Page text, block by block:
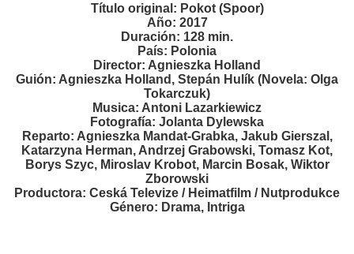
Título original: Pokot (Spoor)
Año: 2017
Duración: 128 min.
País: Polonia
Director: Agnieszka Holland
Guión: Agnieszka Holland, Stepán Hulík (Novela: Olga
Tokarczuk)
Musica: Antoni Lazarkiewicz
Fotografía: Jolanta Dylewska
Reparto: Agnieszka Mandat-Grabka, Jakub Gierszal,
Katarzyna Herman, Andrzej Grabowski, Tomasz Kot,
Borys Szyc, Miroslav Krobot, Marcin Bosak, Wiktor
Zborowski
Productora: Ceská Televize / Heimatfilm / Nutprodukce
Género: Drama, Intriga